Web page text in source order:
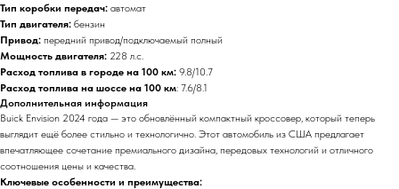
Тип коробки передач: автомат
Тип двигателя: бензин
Привод: передний привод/подключаемый полный
Мощность двигателя: 228 л.с.
Расход топлива в городе на 100 км: 9.8/10.7
Расход топлива на шоссе на 100 км: 7.6/8.1
Дополнительная информация
Buick Envision 2024 года — это обновлённый компактный кроссовер, который теперь
выглядит ещё более стильно и технологично. Этот автомобиль из США предлагает
впечатляющее сочетание премиального дизайна, передовых технологий и отличного
соотношения цены и качества.
Ключевые особенности и преимущества: